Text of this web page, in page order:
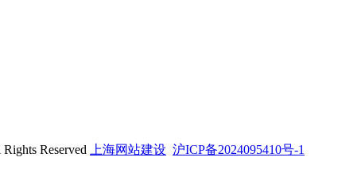
Reserved 上海网站建设 沪ICP备2024095410号-1